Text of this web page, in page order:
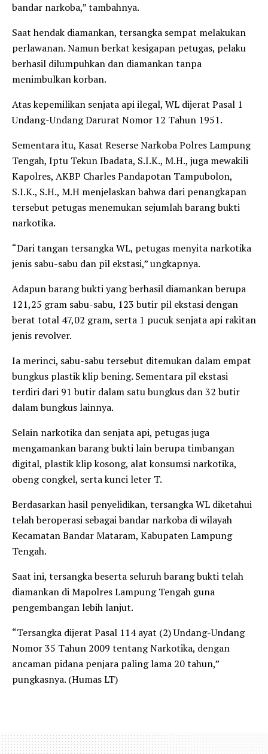
bandar narkoba,” tambahnya.
Saat hendak diamankan, tersangka sempat melakukan
perlawanan. Namun berkat kesigapan petugas, pelaku
berhasil dilumpuhkan dan diamankan tanpa
menimbulkan korban.
Atas kepemilikan senjata api ilegal, WL dijerat Pasal 1
Undang-Undang Darurat Nomor 12 Tahun 1951.
Sementara itu, Kasat Reserse Narkoba Polres Lampung
Tengah, Iptu Tekun Ibadata, S.I.K., M.H., juga mewakili
Kapolres, AKBP Charles Pandapotan Tampubolon,
S.I.K., S.H., M.H menjelaskan bahwa dari penangkapan
tersebut petugas menemukan sejumlah barang bukti
narkotika.
“Dari tangan tersangka WL, petugas menyita narkotika
jenis sabu-sabu dan pil ekstasi,” ungkapnya.
Adapun barang bukti yang berhasil diamankan berupa
121,25 gram sabu-sabu, 123 butir pil ekstasi dengan
berat total 47,02 gram, serta 1 pucuk senjata api rakitan
jenis revolver.
Ia merinci, sabu-sabu tersebut ditemukan dalam empat
bungkus plastik klip bening. Sementara pil ekstasi
terdiri dari 91 butir dalam satu bungkus dan 32 butir
dalam bungkus lainnya.
Selain narkotika dan senjata api, petugas juga
mengamankan barang bukti lain berupa timbangan
digital, plastik klip kosong, alat konsumsi narkotika,
obeng congkel, serta kunci leter T.
Berdasarkan hasil penyelidikan, tersangka WL diketahui
telah beroperasi sebagai bandar narkoba di wilayah
Kecamatan Bandar Mataram, Kabupaten Lampung
Tengah.
Saat ini, tersangka beserta seluruh barang bukti telah
diamankan di Mapolres Lampung Tengah guna
pengembangan lebih lanjut.
“Tersangka dijerat Pasal 114 ayat (2) Undang-Undang
Nomor 35 Tahun 2009 tentang Narkotika, dengan
ancaman pidana penjara paling lama 20 tahun,”
pungkasnya. (Humas LT)